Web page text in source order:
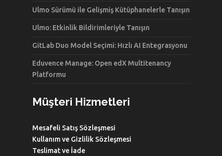
Ulmo Sürümü ile Gelişmiş Kütüphanelerle Tanışın
Ulmo: Etkinlik Bildirimleriyle Tanışın
GitLab Duo Model Seçimi: Hızlı AI Entegrasyonu
Eduvence Manage: Open edX Multitenancy
Platformu
Müşteri Hizmetleri
Mesafeli Satış Sözleşmesi
Kullanım ve Gizlilik Sözleşmesi
Teslimat ve İade